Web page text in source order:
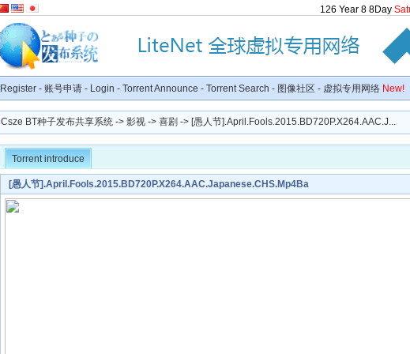
126 Year 8 8Day
Register - 账号申请 - Login - Torrent Announce - Torrent Search - 图像社区 - 虚拟专用网络 New!
Csze BT种子发布共享系统 -> 影视 -> 喜剧 -> [愚人节].April.Fools.2015.BD720P.X264.AAC.J...
Torrent introduce
[愚人节].April.Fools.2015.BD720P.X264.AAC.Japanese.CHS.Mp4Ba